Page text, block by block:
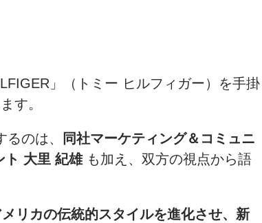
」（トミー ヒルフィガー）を手掛
す。
るのは、
同社マーケティング＆コミュニ
ト 大里 紀雄も加え、双方の視点から語
メリカの伝統的スタイルを進化させ、新